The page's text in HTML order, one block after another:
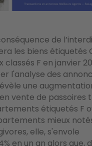
de
les biens étiquetés
classés F en janvier
l'analyse des
une
vente de passoires
étiquetés F
mieux
elle, s'envole
en un an alors que,